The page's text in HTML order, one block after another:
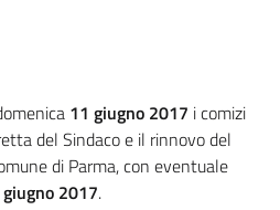
11 giugno 2017 i comizi
del Sindaco e il rinnovo del
di Parma, con eventuale
2017.